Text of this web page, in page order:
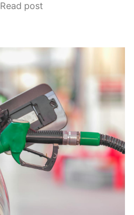
Read post